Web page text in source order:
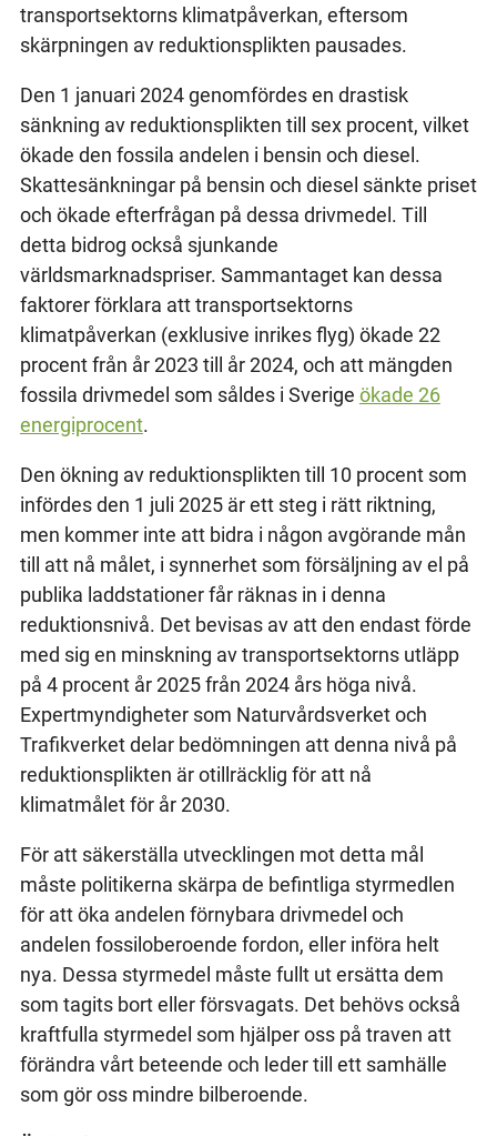
transportsektorns klimatpåverkan, eftersom
skärpningen av reduktionsplikten pausades.
Den 1 januari 2024 genomfördes en drastisk
sänkning av reduktionsplikten till sex procent, vilket
ökade den fossila andelen i bensin och diesel.
Skattesänkningar på bensin och diesel sänkte priset
och ökade efterfrågan på dessa drivmedel. Till
detta bidrog också sjunkande
världsmarknadspriser. Sammantaget kan dessa
faktorer förklara att transportsektorns
klimatpåverkan (exklusive inrikes flyg) ökade 22
procent från år 2023 till år 2024, och att mängden
fossila drivmedel som såldes i Sverige ökade 26
energiprocent.
Den ökning av reduktionsplikten till 10 procent som
infördes den 1 juli 2025 är ett steg i rätt riktning,
men kommer inte att bidra i någon avgörande mån
till att nå målet, i synnerhet som försäljning av el på
publika laddstationer får räknas in i denna
reduktionsnivå. Det bevisas av att den endast förde
med sig en minskning av transportsektorns utläpp
på 4 procent år 2025 från 2024 års höga nivå.
Expertmyndigheter som Naturvårdsverket och
Trafikverket delar bedömningen att denna nivå på
reduktionsplikten är otillräcklig för att nå
klimatmålet för år 2030.
För att säkerställa utvecklingen mot detta mål
måste politikerna skärpa de befintliga styrmedlen
för att öka andelen förnybara drivmedel och
andelen fossiloberoende fordon, eller införa helt
nya. Dessa styrmedel måste fullt ut ersätta dem
som tagits bort eller försvagats. Det behövs också
kraftfulla styrmedel som hjälper oss på traven att
förändra vårt beteende och leder till ett samhälle
som gör oss mindre bilberoende.